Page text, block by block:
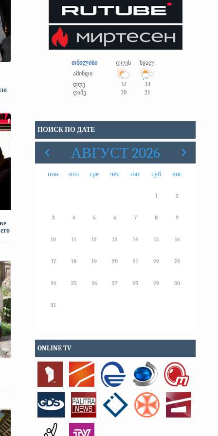
თბილისი დღეს
ხვალ
ამინდი
დღე
32
33
ღამე
20 21
ПОИСК ПО ДАТЕ
АВГУСТ 2026
пон вто сре чет пят суб вос
1 2
3 4 5 6 7 8 9
10 11 12 13 14 15 16
17 18 19 20 21 22 23
24 25 26 27 28 29 30
31
ONLINE TV